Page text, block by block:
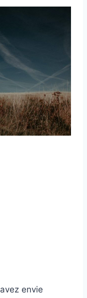
envie